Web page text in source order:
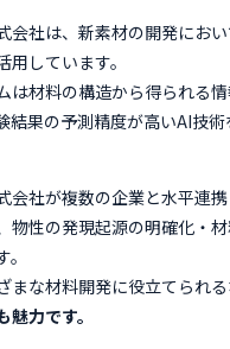
会社は、新素材の開発にお
用しています。
は材料の構造から得られる
結果の予測精度が高いAI技
会社が複数の企業と水平連
物性の発現起源の明確化・
まな材料開発に役立てられる
力です。